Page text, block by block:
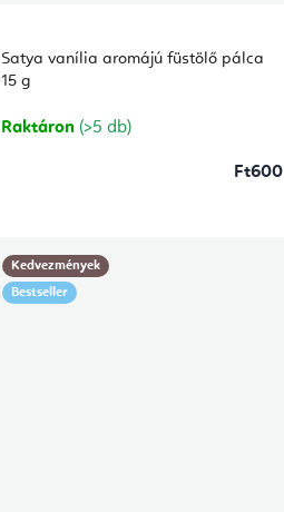
Satya vanília aromájú füstölő pálca
15 g
Raktáron (>5 db)
Ft600
Kedvezmények
Bestseller